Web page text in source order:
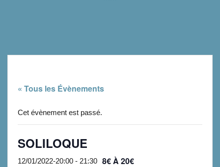
« Tous les Évènements
Cet évènement est passé.
SOLILOQUE
12/01/2022-20:00 - 21:30 8€ À 20€